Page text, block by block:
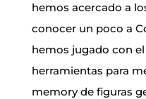
hemos acercado a
conocer un poco a
hemos jugado con
herramientas para
memory de figuras